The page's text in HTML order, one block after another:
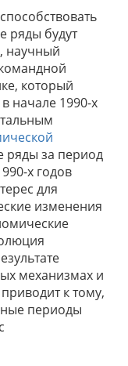
ряды будут
научный
который
начале 1990-х
ряды за период
х годов
для
изменения
механизмах и
к тому,
периоды